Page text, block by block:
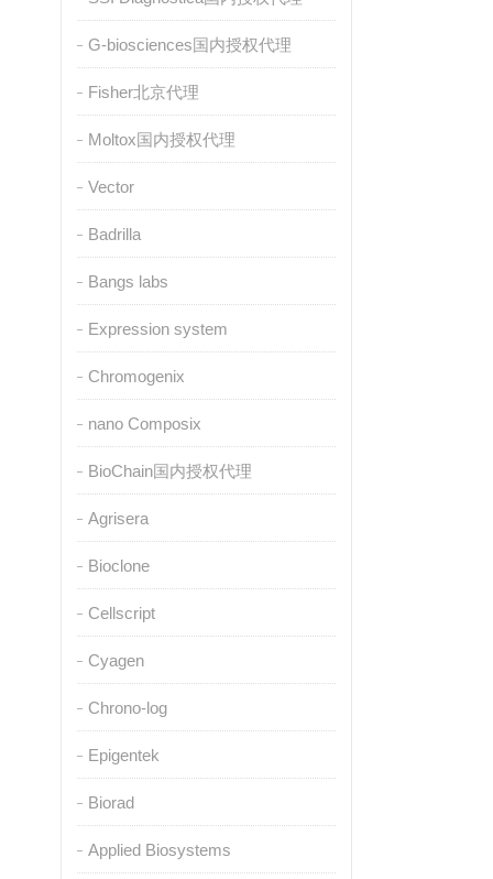
G-biosciences国内授权代理
Fisher北京代理
Moltox国内授权代理
Vector
Badrilla
Bangs labs
Expression system
Chromogenix
nano Composix
BioChain国内授权代理
Agrisera
Bioclone
Cellscript
Cyagen
Chrono-log
Epigentek
Biorad
Applied Biosystems